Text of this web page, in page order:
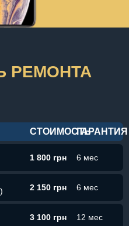
РЕМОНТА
СТОИМОСТЬГАРАНТИЯ
1 800 грн 6 мес
2 150 грн 6 мес
3 100 грн 12 мес